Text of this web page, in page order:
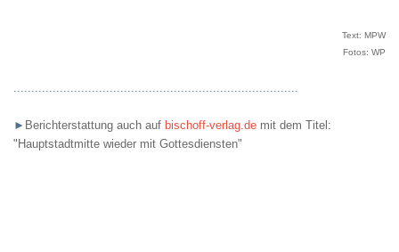
Text: MPW
Fotos: WP
................................................................................
► Berichterstattung auch auf bischoff-verlag.de mit dem Titel:
"Hauptstadtmitte wieder mit Gottesdiensten"